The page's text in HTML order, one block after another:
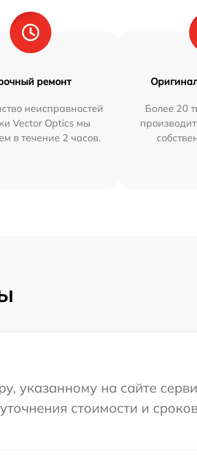
ремонт
неисправностей
Vector Optics мы
в течение 2 часов.
Более 20
указанному на сайте
стоимости и